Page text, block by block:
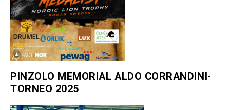
PINZOLO MEMORIAL ALDO CORRANDINI-
TORNEO 2025